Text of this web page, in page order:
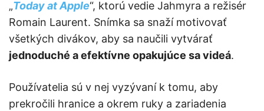
„Today at Apple“, ktorú vedie Jahmyra a režisér
Romain Laurent. Snímka sa snaží motivovať
všetkých divákov, aby sa naučili vytvárať
jednoduché a efektívne opakujúce sa videá.
Používatelia sú v nej vyzývaní k tomu, aby
prekročili hranice a okrem ruky a zariadenia